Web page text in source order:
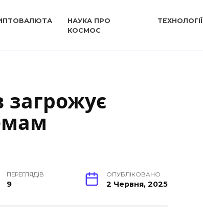
НАУКА ПРО
КОСМОС
ТЕХНОЛОГІЇ
загрожує
ПЕРЕГЛЯДІВ
9
ОПУБЛІКОВАНО
2 Червня, 2025